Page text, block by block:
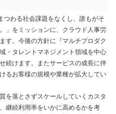
つわる社会課題をなくし、誰もがそ
」をミッションに、クラウド人事労
す。今後の方針に『マルチプロダク
・タレントマネジメント領域を中心
続けます。またサービスの成長に伴
るお客様の規模や業種が拡大してい
を落とさずスケールしていくカスタ
継続利用率をいかに高めるかを考